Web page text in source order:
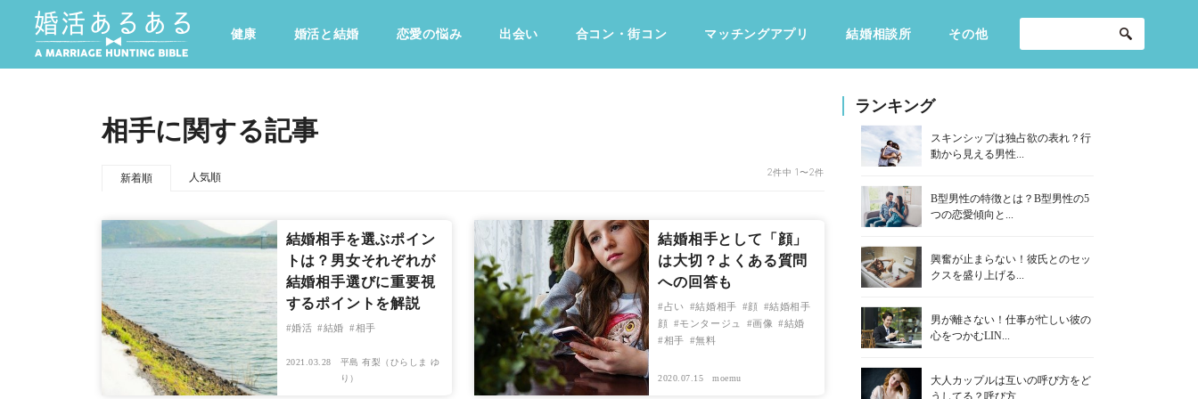
健康 婚活と結婚 恋愛の悩み 出会い 合コン・街コン マッチングアプリ 結婚相談所 その他
心の処方箋 カルチャー・トレンド・芸能
相手に関する記事
新着順 人気順 2件中 1〜2件
結婚相手を選ぶポイン
トは？男女それぞれが
結婚相手選びに重要視
するポイントを解説
婚活 結婚 相手
2021.03.28
平島 有梨（ひらしま ゆ
り）
結婚相手として「顔」
は大切？よくある質問
への回答も
占い 結婚相手 顔
結婚相手
顔
モンタージュ 画像
結婚
相手
無料
2020.07.15 moemu
ランキング
スキンシップは独占欲の表れ？行
動から見える男性...
B型男性の特徴とは？B型男性の5
つの恋愛傾向と...
興奮が止まらない！彼氏とのセッ
クスを盛り上げる...
男が離さない！仕事が忙しい彼の
心をつかむLIN...
大人カップルは互いの呼び方をど
うしてる？呼び方...